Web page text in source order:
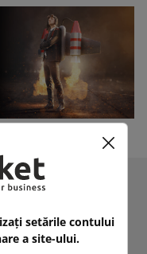
și promoții.
la prima dvs.
setările contului
a site-ului.